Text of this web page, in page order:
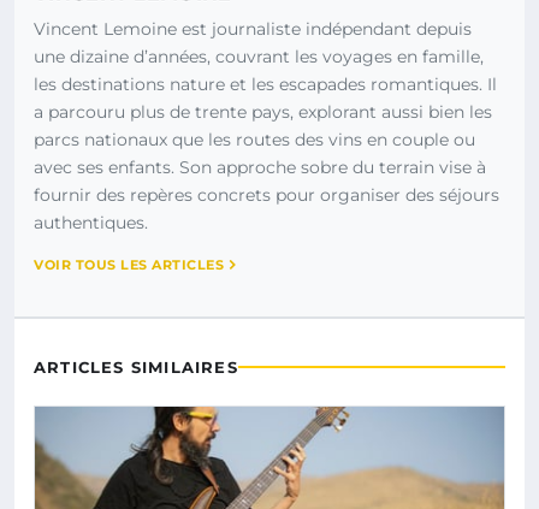
Vincent Lemoine est journaliste indépendant depuis
une dizaine d’années, couvrant les voyages en famille,
les destinations nature et les escapades romantiques. Il
a parcouru plus de trente pays, explorant aussi bien les
parcs nationaux que les routes des vins en couple ou
avec ses enfants. Son approche sobre du terrain vise à
fournir des repères concrets pour organiser des séjours
authentiques.
VOIR TOUS LES ARTICLES
ARTICLES SIMILAIRES